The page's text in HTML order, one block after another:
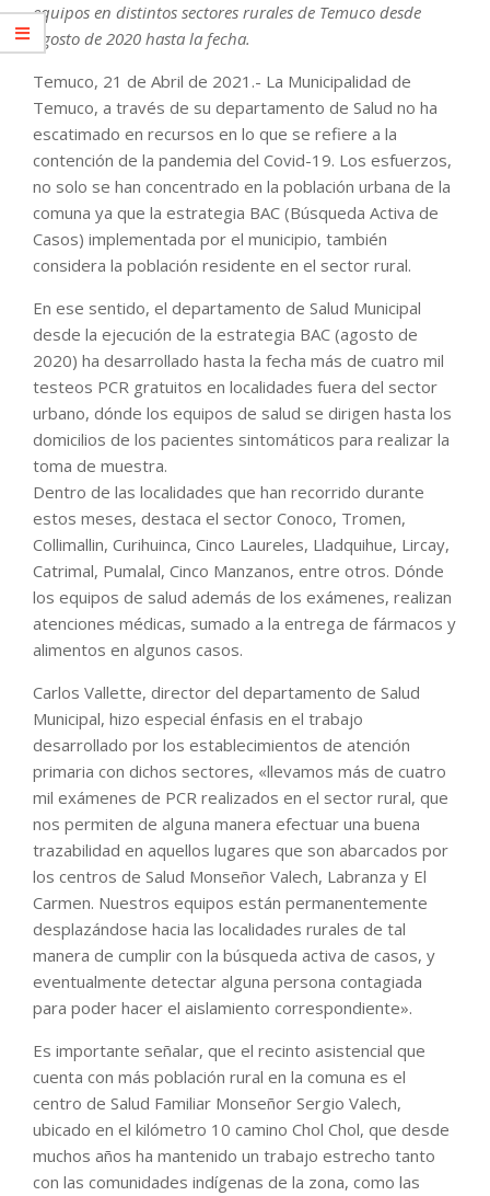
equipos en distintos sectores rurales de Temuco desde
agosto de 2020 hasta la fecha.
Temuco, 21 de Abril de 2021.- La Municipalidad de
Temuco, a través de su departamento de Salud no ha
escatimado en recursos en lo que se refiere a la
contención de la pandemia del Covid-19. Los esfuerzos,
no solo se han concentrado en la población urbana de la
comuna ya que la estrategia BAC (Búsqueda Activa de
Casos) implementada por el municipio, también
considera la población residente en el sector rural.
En ese sentido, el departamento de Salud Municipal
desde la ejecución de la estrategia BAC (agosto de
2020) ha desarrollado hasta la fecha más de cuatro mil
testeos PCR gratuitos en localidades fuera del sector
urbano, dónde los equipos de salud se dirigen hasta los
domicilios de los pacientes sintomáticos para realizar la
toma de muestra.
Dentro de las localidades que han recorrido durante
estos meses, destaca el sector Conoco, Tromen,
Collimallin, Curihuinca, Cinco Laureles, Lladquihue, Lircay,
Catrimal, Pumalal, Cinco Manzanos, entre otros. Dónde
los equipos de salud además de los exámenes, realizan
atenciones médicas, sumado a la entrega de fármacos y
alimentos en algunos casos.
Carlos Vallette, director del departamento de Salud
Municipal, hizo especial énfasis en el trabajo
desarrollado por los establecimientos de atención
primaria con dichos sectores, «llevamos más de cuatro
mil exámenes de PCR realizados en el sector rural, que
nos permiten de alguna manera efectuar una buena
trazabilidad en aquellos lugares que son abarcados por
los centros de Salud Monseñor Valech, Labranza y El
Carmen. Nuestros equipos están permanentemente
desplazándose hacia las localidades rurales de tal
manera de cumplir con la búsqueda activa de casos, y
eventualmente detectar alguna persona contagiada
para poder hacer el aislamiento correspondiente».
Es importante señalar, que el recinto asistencial que
cuenta con más población rural en la comuna es el
centro de Salud Familiar Monseñor Sergio Valech,
ubicado en el kilómetro 10 camino Chol Chol, que desde
muchos años ha mantenido un trabajo estrecho tanto
con las comunidades indígenas de la zona, como las